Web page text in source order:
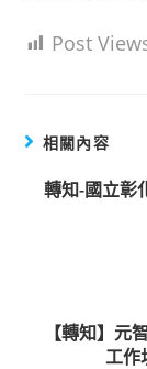
Post
相關內容
轉知-國立彰
【轉知】元
工作